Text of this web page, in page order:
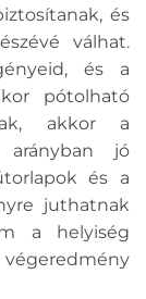
és
válhat.
és a
pótolható
akkor a
jó
és a
juthatnak
a helyiség